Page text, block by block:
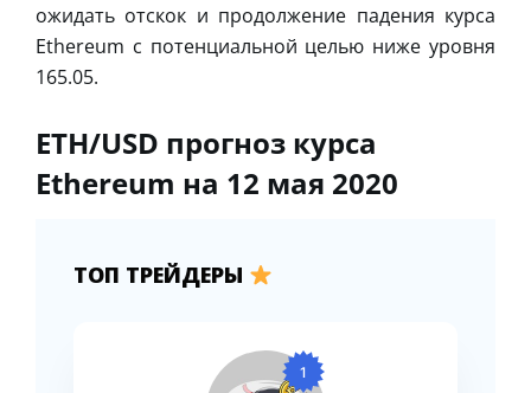
ожидать отскок и продолжение падения курса
Ethereum с потенциальной целью ниже уровня
165.05.
ETH/USD прогноз курса
Ethereum на 12 мая 2020
ТОП ТРЕЙДЕРЫ
1